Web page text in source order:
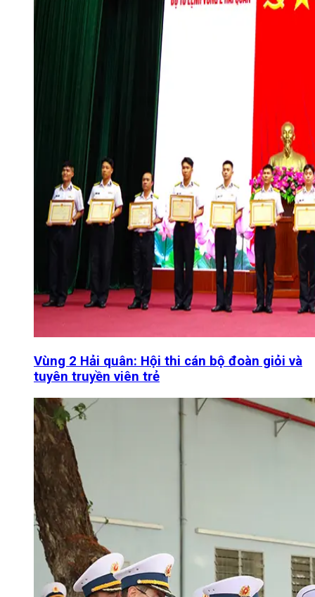
Vùng 2 Hải quân: Hội thi cán bộ đoàn giỏi và
tuyên truyền viên trẻ